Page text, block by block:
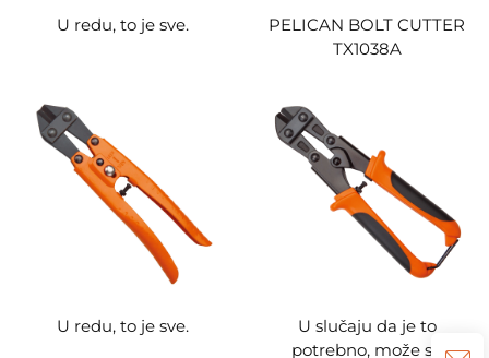
U redu, to je sve.
PELICAN BOLT CUTTER
TX1038A
U redu, to je sve.
U slučaju da je to
potrebno, može se